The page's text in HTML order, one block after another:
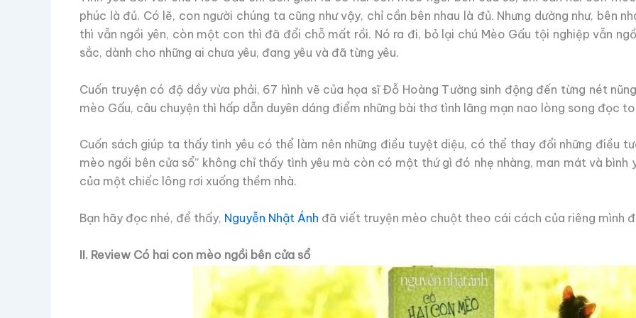
phúc là đủ. Có lẽ, con người chúng ta cũng như vậy, chỉ cần bên nhau là đủ. Nhưng dường như, bên
thì vẫn ngồi yên, còn một con thì đã đổi chỗ mất rồi. Nó ra đi, bỏ lại chú Mèo Gấu tội nghiệp vẫn
sắc, dành cho những ai chưa yêu, đang yêu và đã từng yêu.
Cuốn truyện có độ dầy vừa phải, 67 hình vẽ của họa sĩ Đỗ Hoàng Tường sinh động đến từng nét
mèo Gấu, câu chuyện thì hấp dẫn duyên dáng điểm những bài thơ tình lãng mạn nao lòng song đọc
Cuốn sách giúp ta thấy tình yêu có thể làm nên những điều tuyệt diệu, có thể thay đổi những điều
mèo ngồi bên cửa sổ” không chỉ thấy tình yêu mà còn có một thứ gì đó nhẹ nhàng, man mát và
của một chiếc lông rơi xuống thềm nhà.
Bạn hãy đọc nhé, để thấy, Nguyễn Nhật Ánh đã viết truyện mèo chuột theo cái cách của riêng mình
II. Review Có hai con mèo ngồi bên cửa sổ